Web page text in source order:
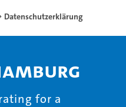
Datenschutzerklärung
for a